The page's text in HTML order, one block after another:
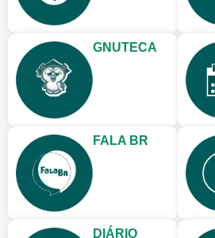
GNUTECA
FALA BR
DIÁRIO